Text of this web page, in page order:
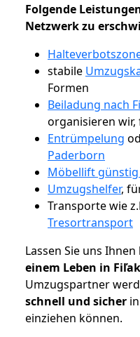
Folgende
Netzwerk zu
stabile
Formen
Beiladung nach
organisieren wir,
Entrümpelung
Paderborn
Möbellift
Umzugshelfer,
Transporte wie
Tresortransport
Lassen Sie uns Ihnen
einem Leben in
Umzugspartner
schnell und sicher
einziehen können.